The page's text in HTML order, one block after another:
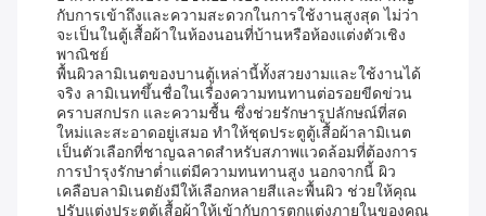
กับการเข้าถึงและความสะดวกในการใช้งานสูงสุด ไม่ว่า
จะเป็นในตู้เสื้อผ้าในห้องนอนที่บ้านหรือห้องแต่งตัวเชิง
พาณิชย์
พื้นผิวลามิเนตของบานตู้เหล่านี้ทั้งสวยงามและใช้งานได้
จริง ลามิเนทขึ้นชื่อในเรื่องความทนทานต่อรอยขีดข่วน
คราบสกปรก และความชื้น ซึ่งช่วยรักษารูปลักษณ์ที่สด
ใหม่และสะอาดอยู่เสมอ ทำให้ชุดประตูตู้เสื้อผ้าลามิเนต
เป็นตัวเลือกที่ชาญฉลาดสำหรับสภาพแวดล้อมที่ต้องการ
การบำรุงรักษาต่ำแต่มีความทนทานสูง นอกจากนี้ ผิว
เคลือบลามิเนตยังมีให้เลือกหลายสีและพื้นผิว ช่วยให้คุณ
ปรับแต่งประตูตู้เสื้อผ้าให้เข้ากับการตกแต่งภายในของคุณ